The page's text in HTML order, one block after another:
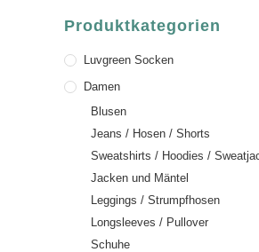
Produktkategorien
Luvgreen Socken
Damen
Blusen
Jeans / Hosen / Shorts
Sweatshirts / Hoodies /
Jacken und Mäntel
Leggings / Strumpfhosen
Longsleeves / Pullover
Schuhe